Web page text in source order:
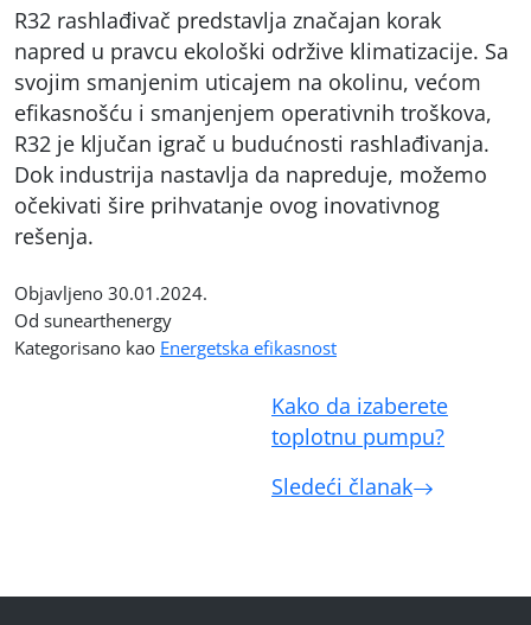
R32 rashlađivač predstavlja značajan korak
napred u pravcu ekološki održive klimatizacije. Sa
svojim smanjenim uticajem na okolinu, većom
efikasnošću i smanjenjem operativnih troškova,
R32 je ključan igrač u budućnosti rashlađivanja.
Dok industrija nastavlja da napreduje, možemo
očekivati šire prihvatanje ovog inovativnog
rešenja.
Objavljeno30.01.2024.
Od sunearthenergy
Kategorisano kao Energetska efikasnost
Kako da izaberete
toplotnu pumpu?
Sledeći članak